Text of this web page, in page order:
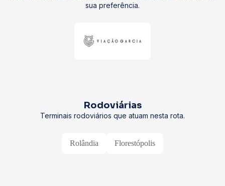
sua preferência.
Rodoviárias
Terminais rodoviários que atuam nesta rota.
Rolândia Florestópolis